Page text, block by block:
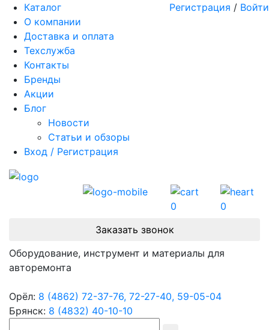
Каталог
О компании
Доставка и оплата
Техслужба
Контакты
Бренды
Акции
Блог
Новости
Статьи и обзоры
Вход / Регистрация
Регистрация / Войти
0
0
Заказать звонок
Оборудование, инструмент и материалы для
авторемонта
Орёл: 8 (4862) 72-37-76, 72-27-40, 59-05-04
Брянск: 8 (4832) 40-10-10